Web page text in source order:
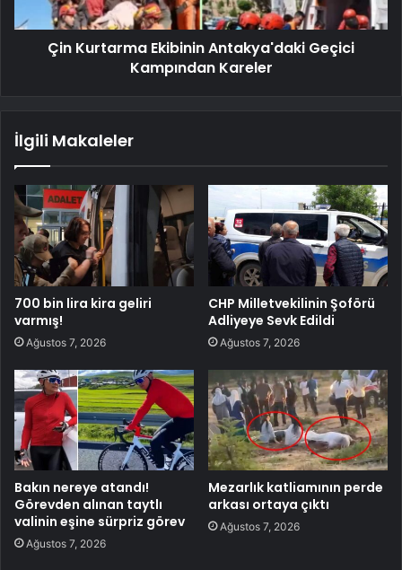
Çin Kurtarma Ekibinin Antakya'daki Geçici
Kampından Kareler
İlgili Makaleler
700 bin lira kira geliri
varmış!
Ağustos 7, 2026
CHP Milletvekilinin Şoförü
Adliyeye Sevk Edildi
Ağustos 7, 2026
Bakın nereye atandı!
Görevden alınan taytlı
valinin eşine sürpriz görev
Ağustos 7, 2026
Mezarlık katliamının perde
arkası ortaya çıktı
Ağustos 7, 2026